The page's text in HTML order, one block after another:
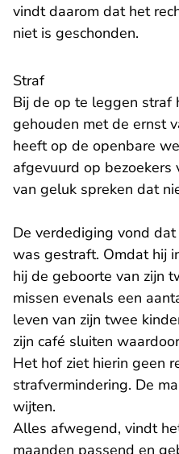
vindt daarom dat het
niet is geschonden.
Straf
Bij de op te leggen straf
gehouden met de ernst
heeft op de openbare
afgevuurd op bezoekers
van geluk spreken dat
De verdediging vond
was gestraft. Omdat hij
hij de geboorte van zijn
missen evenals een
leven van zijn twee
zijn café sluiten
Het hof ziet hierin geen
strafvermindering. De
wijten.
Alles afwegend, vindt
maanden passend en